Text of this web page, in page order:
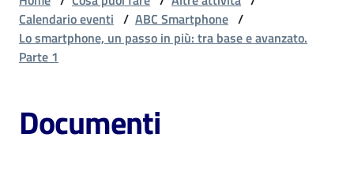
Entra
Cosa
puoi
Calendario eventi / ABC Smartphone /
Lo smartphone, un passo in più: tra base e avanzato.
Parte 1
Documenti